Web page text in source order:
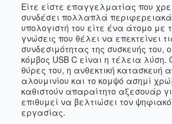
Είτε είστε επαγγελματίας που
συνδέσει πολλαπλά
υπολογιστή του είτε ένα άτομο με
γνώσεις που θέλει να επεκτείνει
συνδεσιμότητας της συσκευής του,
κόμβος USB C είναι η τέλεια λύση.
θύρες του, η ανθεκτική κατασκευή
αλουμινίου και το κομψό ασημί
καθιστούν απαραίτητο αξεσουάρ
επιθυμεί να βελτιώσει τον
εργασίας.